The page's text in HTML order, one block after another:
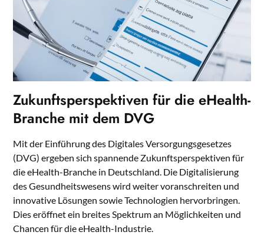
Zukunftsperspektiven für die eHealth-
Branche mit dem DVG
Mit der Einführung des Digitales Versorgungsgesetzes
(DVG) ergeben sich spannende Zukunftsperspektiven für
die eHealth-Branche in Deutschland. Die Digitalisierung
des Gesundheitswesens wird weiter voranschreiten und
innovative Lösungen sowie Technologien hervorbringen.
Dies eröffnet ein breites Spektrum an Möglichkeiten und
Chancen für die eHealth-Industrie.